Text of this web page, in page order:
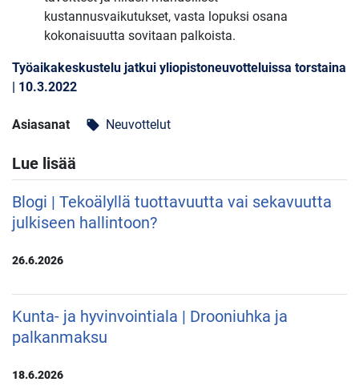
kustannusvaikutukset, vasta lopuksi osana
kokonaisuutta sovitaan palkoista.
Työaikakeskustelu jatkui yliopistoneuvotteluissa torstaina
| 10.3.2022
Asiasanat local_offer Neuvottelut
Lue lisää
Blogi | Tekoälyllä tuottavuutta vai sekavuutta
julkiseen hallintoon?
26.6.2026
Kunta- ja hyvinvointiala | Drooniuhka ja
palkanmaksu
18.6.2026